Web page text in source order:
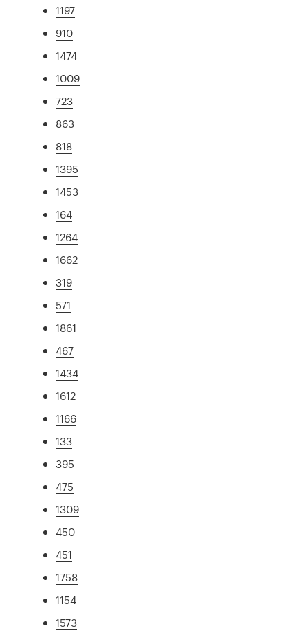
1197
910
1474
1009
723
863
818
1395
1453
164
1264
1662
319
571
1861
467
1434
1612
1166
133
395
475
1309
450
451
1758
1154
1573